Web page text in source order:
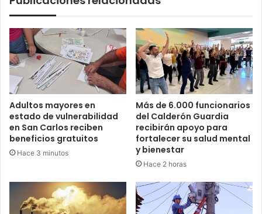
de
atención
a
adultos
mayores”
Adultos mayores en
estado de vulnerabilidad
en San Carlos reciben
beneficios gratuitos
Hace 3 minutos
Más de 6.000 funcionarios
del Calderón Guardia
recibirán apoyo para
fortalecer su salud mental
y bienestar
Hace 2 horas